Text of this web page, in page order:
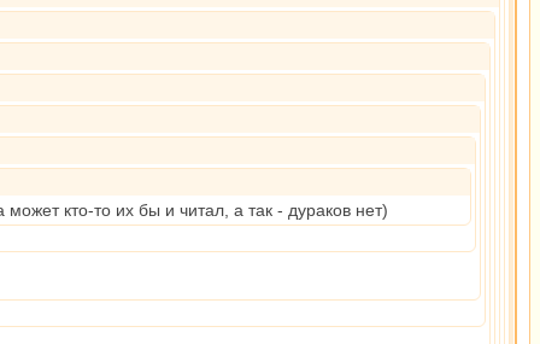
кто-то их бы и читал, а так - дураков нет)